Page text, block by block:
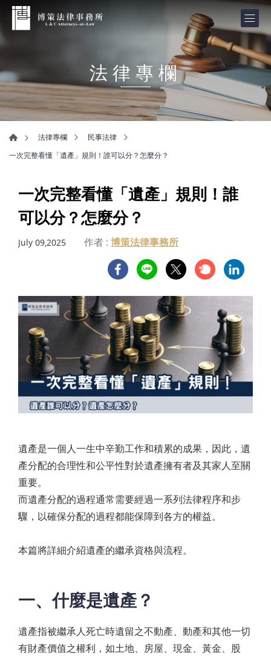
法律專欄
法律專欄
民事法律
一次完整看懂「遺產」規則！誰可以分？怎麼分？
一次完整看懂「遺產」規則！誰
可以分？怎麼分？
July 09,2025 作者 : 博策法律事務所
遺產是一個人一生中辛勤工作和積累的成果，因此，遺
產分配的合理性和公平性對於遺產擁有者及其家人至關
重要。
而遺產分配的過程通常需要經過一系列法律程序和步
驟，以確保分配的過程都能保障到各方的權益。
本篇將詳細介紹遺產的繼承資格與流程。
一、什麼是遺產？
遺產指被繼承人死亡時遺留之不動產、動產和其他一切
有財產價值之權利，如土地、房屋、現金、黃金、股